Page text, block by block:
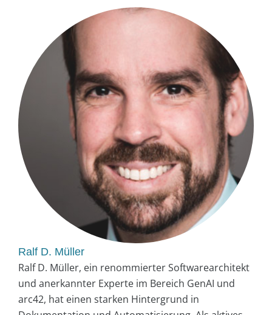
Ralf D. Müller
Ralf D. Müller, ein renommierter Softwarearchitekt
und anerkannter Experte im Bereich GenAI und
arc42, hat einen starken Hintergrund in